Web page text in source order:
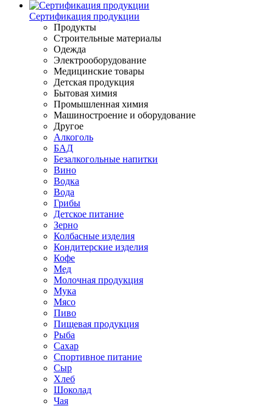
Сертификация продукции
Продукты
Строительные материалы
Одежда
Электрооборудование
Медицинские товары
Детская продукция
Бытовая химия
Промышленная химия
Машиностроение и оборудование
Другое
Алкоголь
БАД
Безалкогольные напитки
Вино
Водка
Вода
Грибы
Детское питание
Зерно
Колбасные изделия
Кондитерские изделия
Кофе
Мед
Молочная продукция
Мука
Мясо
Пиво
Пищевая продукция
Рыба
Сахар
Спортивное питание
Сыр
Хлеб
Шоколад
Чая